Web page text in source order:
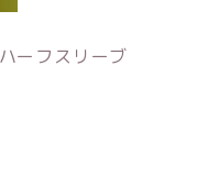
ーフスリーブ